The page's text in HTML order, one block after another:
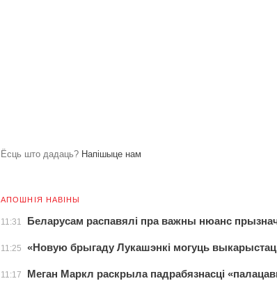
Ёсць што дадаць? Напішыце нам
АПОШНІЯ НАВІНЫ
11:31 Беларусам распавялі пра важны нюанс
11:25 «Новую брыгаду Лукашэнкі могуць
11:17 Меган Маркл раскрыла падрабязнасці